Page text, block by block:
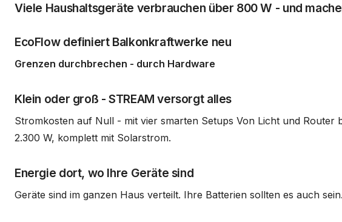
Viele Haushaltsgeräte verbrauchen über 800 W - und
EcoFlow definiert Balkonkraftwerke neu
Grenzen durchbrechen - durch Hardware
Klein oder groß - STREAM versorgt alles
Stromkosten auf Null - mit vier smarten Setups Von Licht und
2.300 W, komplett mit Solarstrom.
Energie dort, wo Ihre Geräte sind
Geräte sind im ganzen Haus verteilt. Ihre Batterien sollten es auch